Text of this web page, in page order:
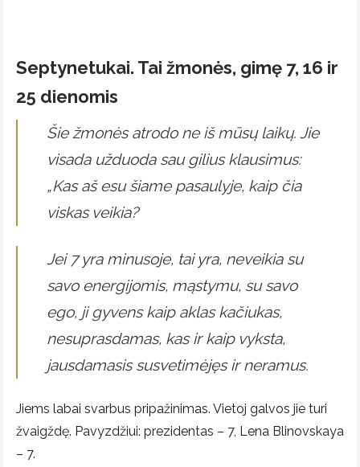
Septynetukai. Tai žmonės, gimę 7, 16 ir
25 dienomis
Šie žmonės atrodo ne iš mūsų laikų. Jie
visada užduoda sau gilius klausimus:
„Kas aš esu šiame pasaulyje, kaip čia
viskas veikia?
Jei 7 yra minusoje, tai yra, neveikia su
savo energijomis, mąstymu, su savo
ego, ji gyvens kaip aklas kačiukas,
nesuprasdamas, kas ir kaip vyksta,
jausdamasis susvetimėjęs ir neramus.
Jiems labai svarbus pripažinimas. Vietoj galvos jie turi
žvaigždę. Pavyzdžiui: prezidentas – 7, Lena Blinovskaya
– 7.